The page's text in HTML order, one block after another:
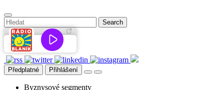
Předplatné Přihlášení
Byznysové segmenty